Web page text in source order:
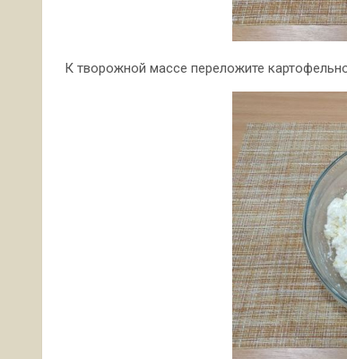
К творожной массе переложите